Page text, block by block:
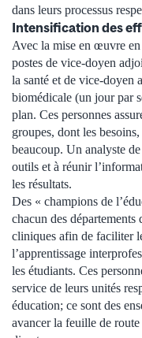
dans leurs processus
Intensification des
Avec la mise en œuvre
postes de vice-doyen
la santé et de vice-doyen
biomédicale (un jour par
plan. Ces personnes
groupes, dont les
beaucoup. Un analyste
outils et à réunir
les résultats.
Des « champions de
chacun des départements
cliniques afin de faciliter
l’apprentissage
les étudiants. Ces
service de leurs unités
éducation; ce sont des
avancer la feuille de